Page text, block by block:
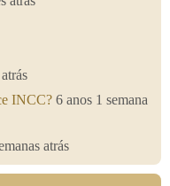
INCC? 6 anos 1 semana
atrás